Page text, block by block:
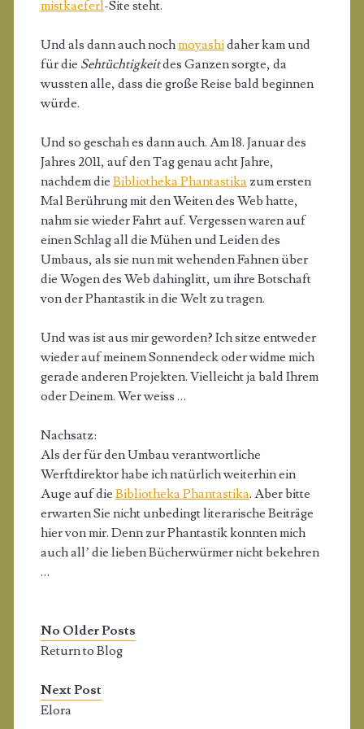
mistkaeferl-Site steht.
Und als dann auch nochmoyashidaher kam und
für die Sehtüchtigkeitdes Ganzen sorgte, da
wussten alle, dass die große Reise bald beginnen
würde.
Und so geschah es dann auch. Am 18. Januar des
Jahres 2011, auf den Tag genau acht Jahre,
nachdem die Bibliotheka Phantastikazum ersten
Mal Berührung mit den Weiten des Web hatte,
nahm sie wieder Fahrt auf. Vergessen waren auf
einen Schlag all die Mühen und Leiden des
Umbaus, als sie nun mit wehenden Fahnen über
die Wogen des Web dahinglitt, um ihre Botschaft
von der Phantastik in die Welt zu tragen.
Und was ist aus mir geworden? Ich sitze entweder
wieder auf meinem Sonnendeck oder widme mich
gerade anderen Projekten. Vielleicht ja bald Ihrem
oder Deinem. Wer weiss …
Nachsatz:
Als der für den Umbau verantwortliche
Werftdirektor habe ich natürlich weiterhin ein
Auge auf die Bibliotheka Phantastika. Aber bitte
erwarten Sie nicht unbedingt literarische Beiträge
hier von mir. Denn zur Phantastik konnten mich
auch all’ die lieben Bücherwürmer nicht bekehren
…
No Older Posts
Return to Blog
Next Post
Elora